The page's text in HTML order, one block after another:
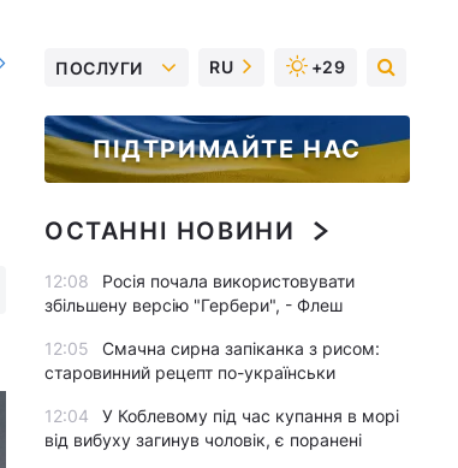
ПОСЛУГИ RU +29
ПІДТРИМАЙТЕ НАС
ОСТАННІ НОВИНИ
12:08
Росія почала використовувати
збільшену версію "Гербери", - Флеш
12:05
Смачна сирна запіканка з рисом:
старовинний рецепт по-українськи
12:04
У Коблевому під час купання в морі
від вибуху загинув чоловік, є поранені